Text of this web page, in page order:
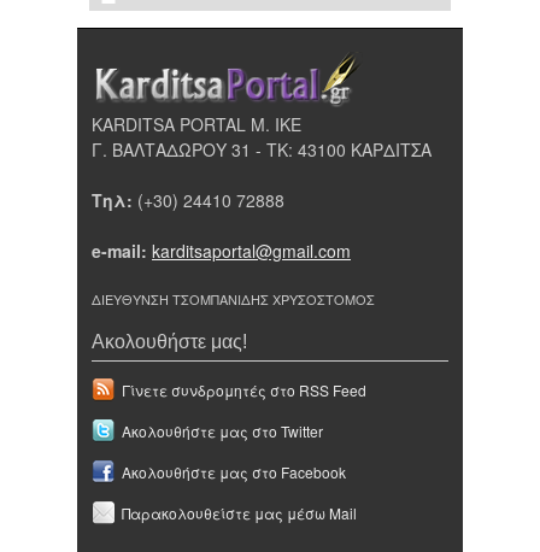
KARDITSA PORTAL Μ. ΙΚΕ
Γ. ΒΑΛΤΑΔΩΡΟΥ 31 - ΤΚ: 43100 ΚΑΡΔΙΤΣΑ
Τηλ: (+30) 24410 72888
e-mail: karditsaportal@gmail.com
ΔΙΕΥΘΥΝΣΗ ΤΣΟΜΠΑΝΙΔΗΣ ΧΡΥΣΟΣΤΟΜΟΣ
Ακολουθήστε μας!
Γίνετε συνδρομητές στο RSS Feed
Ακολουθήστε μας στο Twitter
Ακολουθήστε μας στο Facebook
Παρακολουθείστε μας μέσω Mail